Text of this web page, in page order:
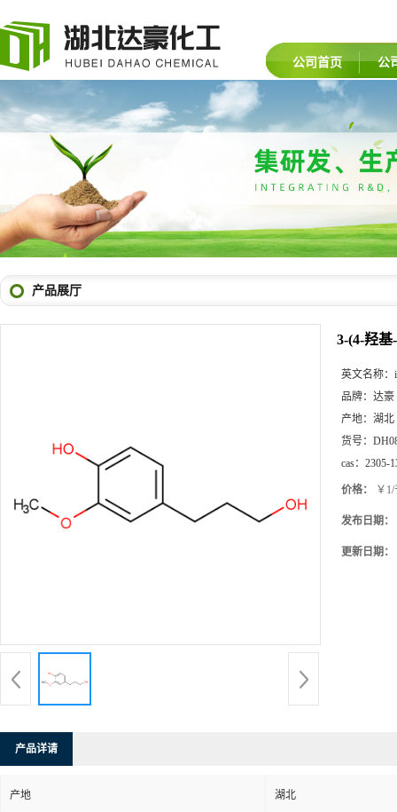
公司首页 公
产品展厅
3-(4-羟基
英文名称：
品牌： 达豪
产地： 湖北
货号：
cas： 2305-
价格： ￥
发布日期：
更新日期：
产品详请
产地 湖北